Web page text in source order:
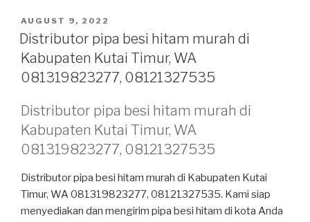
POSTED
ON
AUGUST 9, 2022
Distributor pipa besi hitam murah di
Kabupaten Kutai Timur, WA
081319823277, 08121327535
Distributor pipa besi hitam murah di
Kabupaten Kutai Timur, WA
081319823277, 08121327535
Distributor pipa besi hitam murah di Kabupaten Kutai
Timur, WA 081319823277, 08121327535. Kami siap
menyediakan dan mengirim pipa besi hitam di kota Anda